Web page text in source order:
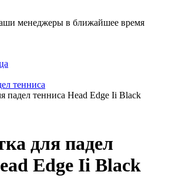
менеджеры в ближайшее время
тенниса
падел тенниса Head Edge Ii Black
для падел
Edge Ii Black